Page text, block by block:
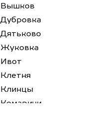
Вышков
Дубровка
Дятьково
Жуковка
Ивот
Клетня
Клинцы
Комаричи